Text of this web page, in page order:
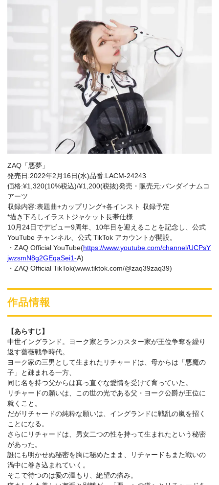
ZAQ「悪夢」
発売日:2022年2月16日(水)品番:LACM-24243
価格:¥1,320(10%税込)/¥1,200(税抜)発売・販売元:バンダイナムコ
アーツ
収録内容:表題曲+カップリング+各インスト 収録予定
*描き下ろしイラストジャケット長帯仕様
10月24日でデビュー9周年、10年目を迎えることを記念し、公式
YouTube チャンネル、公式 TikTok アカウントが開設。
・ZAQ Official YouTube(https://www.youtube.com/channel/UCPsY
jwzsmN8g2GEqaSei1-A)
・ZAQ Official TikTok(www.tiktok.com/@zaq39zaq39)
作品情報
【あらすじ】
中世イングランド。ヨーク家とランカスター家が王位争奪を繰り
返す薔薇戦争時代。
ヨーク家の三男として生まれたリチャードは、母からは「悪魔の
子」と疎まれる一方、
同じ名を持つ父からは真っ直ぐな愛情を受けて育っていた。
リチャードの願いは、この世の光である父・ヨーク公爵が王位に
就くこと。
だがリチャードの純粋な願いは、イングランドに戦乱の嵐を招く
ことになる。
さらにリチャードは、男女二つの性を持って生まれたという秘密
があった。
誰にも明かせぬ秘密を胸に秘めたまま、リチャードもまた戦いの
渦中に巻き込まれていく。
そこで待つのは愛の温もり、絶望の痛み。